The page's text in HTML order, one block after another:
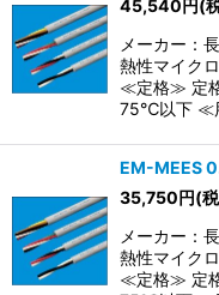
45,540円(
メーカー：
熱性マイク
≪定格≫ 定格
75℃以下 ≪
EM-MEES
35,750円(
メーカー：
熱性マイク
≪定格≫ 定格